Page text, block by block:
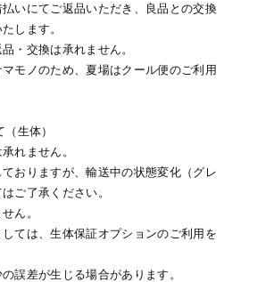
いにてご返品いただき、良品との交換
します。
・交換は承れません。
モノのため、夏場はクール便のご利用
生体）
れません。
おりますが、輸送中の状態変化（グレ
ご了承ください。
ん。
ては、生体保証オプションのご利用を
誤差が生じる場合があります。